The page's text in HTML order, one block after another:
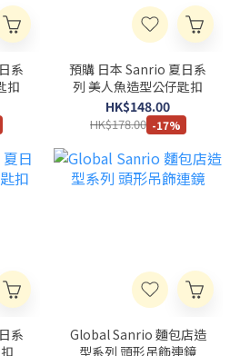
系
扣
預購 日本 Sanrio 夏日系
列 美人魚造型公仔匙扣
HK$148.00
HK$178.00 -17%
系
Global Sanrio 麵包店造
型系列 頭形吊飾連鏡